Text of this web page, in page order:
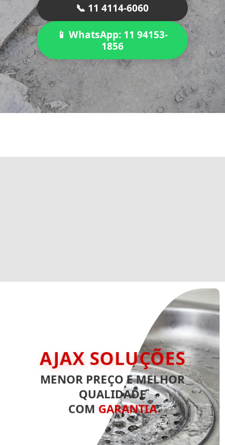
📞 11 4114-6060
📱 WhatsApp: 11 94153-
1856
AJAX SOLUÇÕES
MENOR PREÇO E MELHOR
QUALIDADE
COM GARANTIA